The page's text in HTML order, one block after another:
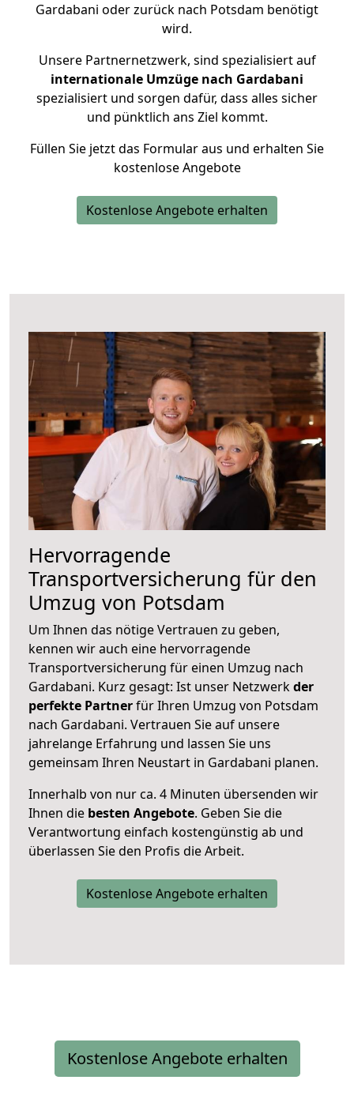
Gardabani oder zurück nach Potsdam benötigt
wird.
Unsere Partnernetzwerk, sind spezialisiert auf
internationale Umzüge nach Gardabani
spezialisiert und sorgen dafür, dass alles sicher
und pünktlich ans Ziel kommt.
Füllen Sie jetzt das Formular aus und erhalten Sie
kostenlose Angebote
Kostenlose Angebote erhalten
Hervorragende
Transportversicherung für den
Umzug von Potsdam
Um Ihnen das nötige Vertrauen zu geben,
kennen wir auch eine hervorragende
Transportversicherung für einen Umzug nach
Gardabani. Kurz gesagt: Ist unser Netzwerkder
perfekte Partnerfür Ihren Umzug von Potsdam
nach Gardabani. Vertrauen Sie auf unsere
jahrelange Erfahrung und lassen Sie uns
gemeinsam Ihren Neustart in Gardabani planen.
Innerhalb von nur ca. 4 Minuten übersenden wir
Ihnen die besten Angebote. Geben Sie die
Verantwortung einfach kostengünstig ab und
überlassen Sie den Profis die Arbeit.
Kostenlose Angebote erhalten
Kostenlose Angebote erhalten